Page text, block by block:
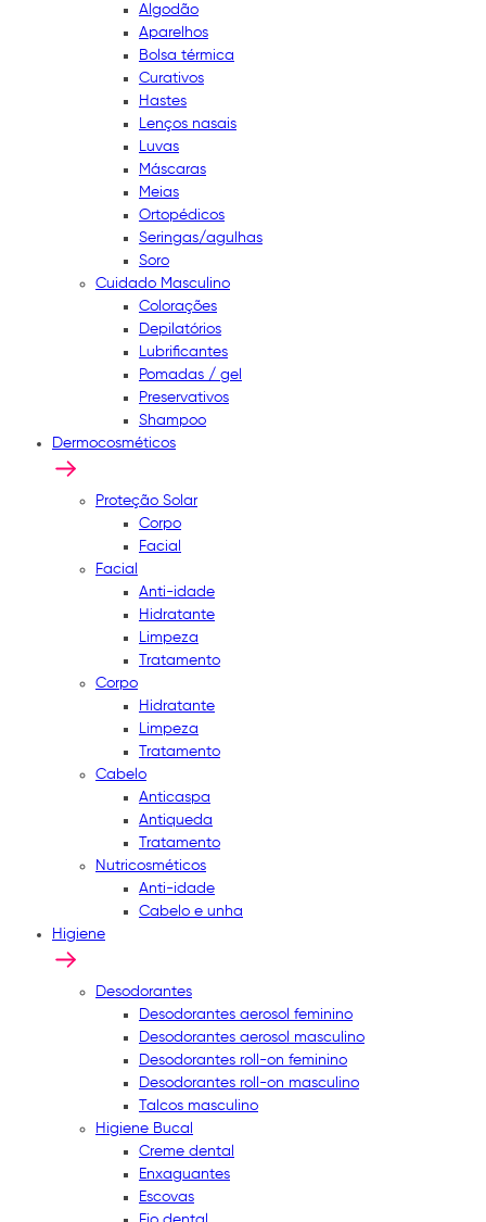
Algodão
Aparelhos
Bolsa térmica
Curativos
Hastes
Lenços nasais
Luvas
Máscaras
Meias
Ortopédicos
Seringas/agulhas
Soro
Cuidado Masculino
Colorações
Depilatórios
Lubrificantes
Pomadas / gel
Preservativos
Shampoo
Dermocosméticos
Proteção Solar
Corpo
Facial
Facial
Anti-idade
Hidratante
Limpeza
Tratamento
Corpo
Hidratante
Limpeza
Tratamento
Cabelo
Anticaspa
Antiqueda
Tratamento
Nutricosméticos
Anti-idade
Cabelo e unha
Higiene
Desodorantes
Desodorantes aerosol feminino
Desodorantes aerosol masculino
Desodorantes roll-on feminino
Desodorantes roll-on masculino
Talcos masculino
Higiene Bucal
Creme dental
Enxaguantes
Escovas